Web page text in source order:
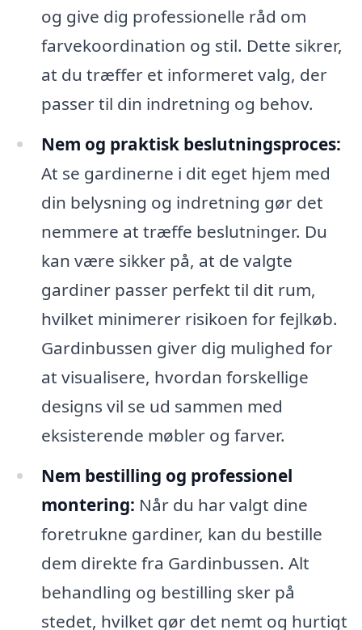
og give dig professionelle råd om
farvekoordination og stil. Dette sikrer,
at du træffer et informeret valg, der
passer til din indretning og behov.
Nem og praktisk beslutningsproces:
At se gardinerne i dit eget hjem med
din belysning og indretning gør det
nemmere at træffe beslutninger. Du
kan være sikker på, at de valgte
gardiner passer perfekt til dit rum,
hvilket minimerer risikoen for fejlkøb.
Gardinbussen giver dig mulighed for
at visualisere, hvordan forskellige
designs vil se ud sammen med
eksisterende møbler og farver.
Nem bestilling og professionel
montering: Når du har valgt dine
foretrukne gardiner, kan du bestille
dem direkte fra Gardinbussen. Alt
behandling og bestilling sker på
stedet, hvilket gør det nemt og hurtigt